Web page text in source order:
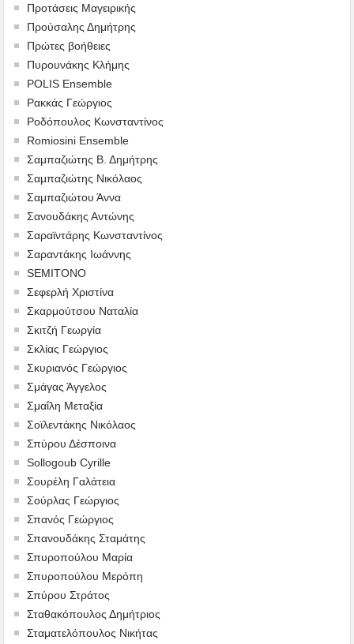
Προτάσεις Μαγειρικής
Προύσαλης Δημήτρης
Πρώτες βοήθειες
Πυρουνάκης Κλήμης
POLIS Ensemble
Ρακκάς Γεώργιος
Ροδόπουλος Κωνσταντίνος
Romiosini Ensemble
Σαμπαζιώτης Β. Δημήτρης
Σαμπαζιώτης Νικόλαος
Σαμπαζιώτου Άννα
Σανουδάκης Αντώνης
Σαραϊντάρης Κωνσταντίνος
Σαραντάκης Ιωάννης
SEMITONO
Σεφερλή Χριστίνα
Σκαρμούτσου Ναταλία
Σκιτζή Γεωργία
Σκλίας Γεώργιος
Σκυριανός Γεώργιος
Σμάγας Άγγελος
Σμαΐλη Μεταξία
Σοϊλεντάκης Νικόλαος
Σπύρου Δέσποινα
Sollogoub Cyrille
Σουρέλη Γαλάτεια
Σούρλας Γεώργιος
Σπανός Γεώργιος
Σπανουδάκης Σταμάτης
Σπυροπούλου Μαρία
Σπυροπούλου Μερόπη
Σπύρου Στράτος
Σταθακόπουλος Δημήτριος
Σταματελόπουλος Νικήτας